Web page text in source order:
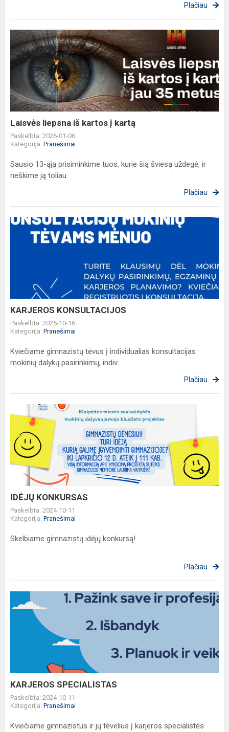
Plačiau
Laisvės
liepsna
iš
į
kartą
Laisvės liepsna iš kartos į kartą
Paskelbta: 2026-01-06
Kategorija: Pranešimai
Sausio 13-ąją prisiminkime tuos, kurie šią šviesą uždegė, ir
neškime ją toliau
Plačiau
KARJEROS
KONSULTACIJOS
KARJEROS KONSULTACIJOS
Paskelbta: 2025-10-16
Kategorija: Pranešimai
Kviečiame gimnazistų tėvus į individualias konsultacijas
mokinių dalykų pasirinkimų, indiv...
Plačiau
KONKURSAS
IDĖJŲ KONKURSAS
Paskelbta: 2024-10-11
Kategorija: Pranešimai
Skelbiame gimnazistų idėjų konkursą!
Plačiau
KARJEROS
SPECIALISTAS
KARJEROS SPECIALISTAS
Paskelbta: 2024-10-11
Kategorija: Pranešimai
Kviečiame gimnazistus ir jų tėvelius į karjeros specialistės